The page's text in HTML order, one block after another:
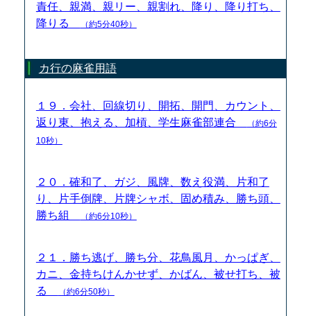
責任、親満、親リー、親割れ、降り、降り打ち、
降りる
（約5分40秒）
カ行の麻雀用語
１９．会社、回線切り、開拓、開門、カウント、
返り東、抱える、加槓、学生麻雀部連合
（約6分
10秒）
２０．確和了、ガジ、風牌、数え役満、片和了
り、片手倒牌、片牌シャボ、固め積み、勝ち頭、
勝ち組
（約6分10秒）
２１．勝ち逃げ、勝ち分、花鳥風月、かっぱぎ、
カニ、金持ちけんかせず、かばん、被せ打ち、被
る
（約6分50秒）